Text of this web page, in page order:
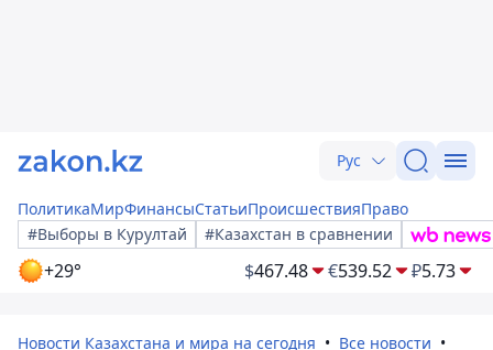
Рус
ПолитикаМирФинансыСтатьиПроисшествияПраво
#Выборы в Курултай
#Казахстан в сравнении
+29° $467.48 €539.52 ₽5.73
Новости Казахстана и мира на сегодня
Все новости